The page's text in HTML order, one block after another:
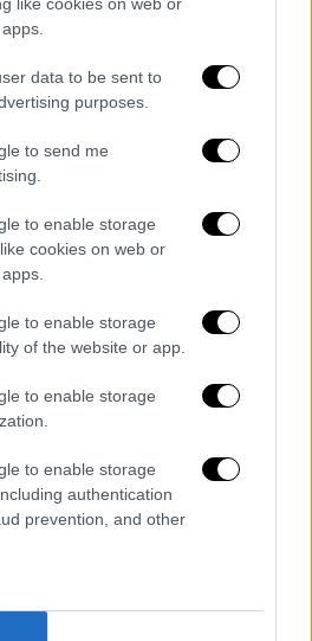
data to be sent to
purposes.
to send me
to enable storage
cookies on web or
to enable storage
of the website or app.
to enable storage
to enable storage
authentication
prevention, and other
το ταξίδι του, ο Guo
σκύλοςείχε πουληθεί
να
ως γεύμα σε
ισχυρίστηκαν ότι
ήταν αδέσποτο και ο
οποίο ενδέχεται να
κλοπή του σκύλου.